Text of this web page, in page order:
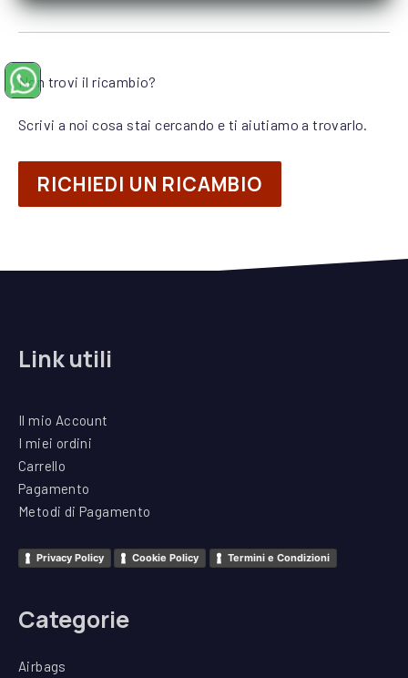
Non trovi il ricambio?
Scrivi a noi cosa stai cercando e ti aiutiamo a trovarlo.
RICHIEDI UN RICAMBIO
Link utili
Il mio Account
I miei ordini
Carrello
Pagamento
Metodi di Pagamento
Privacy Policy Cookie Policy Termini e Condizioni
Categorie
Airbags